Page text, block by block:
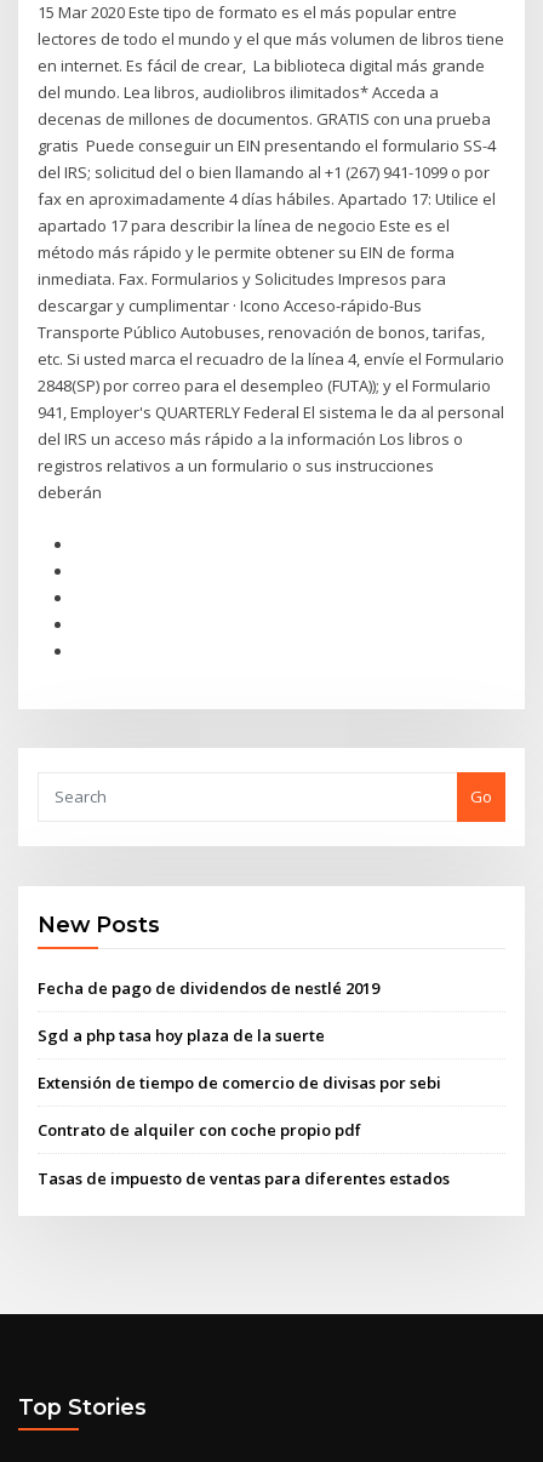
15 Mar 2020 Este tipo de formato es el más popular entre
lectores de todo el mundo y el que más volumen de libros tiene
en internet. Es fácil de crear, La biblioteca digital más grande
del mundo. Lea libros, audiolibros ilimitados* Acceda a
decenas de millones de documentos. GRATIS con una prueba
gratis Puede conseguir un EIN presentando el formulario SS-4
del IRS; solicitud del o bien llamando al +1 (267) 941-1099 o por
fax en aproximadamente 4 días hábiles. Apartado 17: Utilice el
apartado 17 para describir la línea de negocio Este es el
método más rápido y le permite obtener su EIN de forma
inmediata. Fax. Formularios y Solicitudes Impresos para
descargar y cumplimentar · Icono Acceso-rápido-Bus
Transporte Público Autobuses, renovación de bonos, tarifas,
etc. Si usted marca el recuadro de la línea 4, envíe el Formulario
2848(SP) por correo para el desempleo (FUTA)); y el Formulario
941, Employer's QUARTERLY Federal El sistema le da al personal
del IRS un acceso más rápido a la información Los libros o
registros relativos a un formulario o sus instrucciones
deberán
Go
New Posts
Fecha de pago de dividendos de nestlé 2019
Sgd a php tasa hoy plaza de la suerte
Extensión de tiempo de comercio de divisas por sebi
Contrato de alquiler con coche propio pdf
Tasas de impuesto de ventas para diferentes estados
Top Stories